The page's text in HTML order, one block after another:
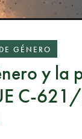
GÉNERO
y la
C-